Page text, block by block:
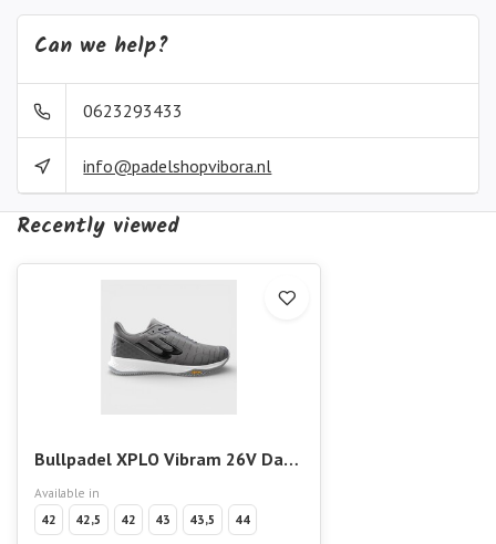
Can we help?
0623293433
info@padelshopvibora.nl
Recently viewed
Bullpadel XPLO Vibram 26V Dark
Grey
Available in
42
42,5 42 43 43,5 44